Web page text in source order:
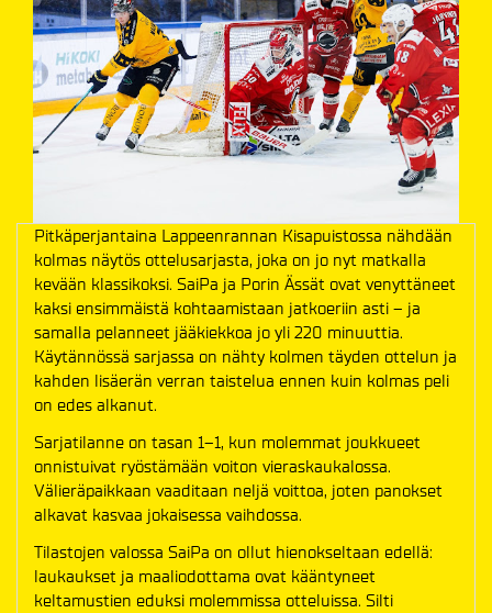
Pitkäperjantaina Lappeenrannan Kisapuistossa nähdään
kolmas näytös ottelusarjasta, joka on jo nyt matkalla
kevään klassikoksi. SaiPa ja Porin Ässät ovat venyttäneet
kaksi ensimmäistä kohtaamistaan jatkoeriin asti – ja
samalla pelanneet jääkiekkoa jo yli 220 minuuttia.
Käytännössä sarjassa on nähty kolmen täyden ottelun ja
kahden lisäerän verran taistelua ennen kuin kolmas peli
on edes alkanut.
Sarjatilanne on tasan 1–1, kun molemmat joukkueet
onnistuivat ryöstämään voiton vieraskaukalossa.
Välieräpaikkaan vaaditaan neljä voittoa, joten panokset
alkavat kasvaa jokaisessa vaihdossa.
Tilastojen valossa SaiPa on ollut hienokseltaan edellä:
laukaukset ja maaliodottama ovat kääntyneet
keltamustien eduksi molemmissa otteluissa. Silti